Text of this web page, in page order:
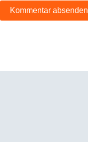
Kommentar absenden